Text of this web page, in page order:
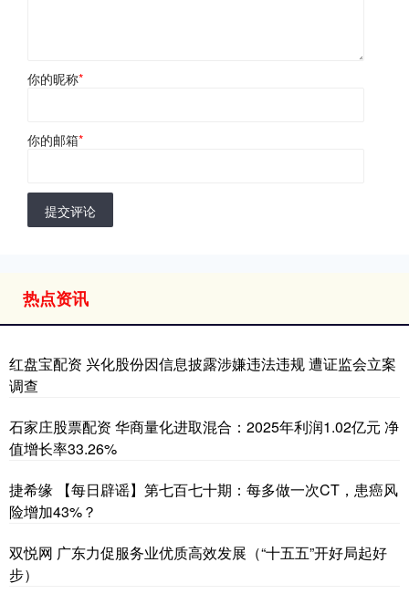
你的昵称*
你的邮箱*
提交评论
热点资讯
红盘宝配资 兴化股份因信息披露涉嫌违法违规 遭证监会立案
调查
石家庄股票配资 华商量化进取混合：2025年利润1.02亿元 净
值增长率33.26%
捷希缘 【每日辟谣】第七百七十期：每多做一次CT，患癌风
险增加43%？
双悦网 广东力促服务业优质高效发展（“十五五”开好局起好
步）